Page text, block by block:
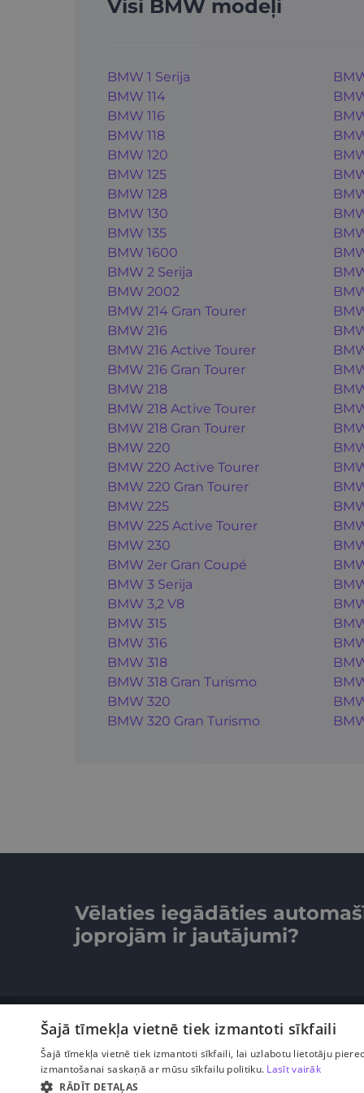
Visi BMW modeļi
BMW 1 Serija
BMW 114
BMW 116
BMW 118
BMW 120
BMW 125
BMW 128
BMW 130
BMW 135
BMW 1600
BMW 2 Serija
BMW 2002
BMW 214 Gran Tourer
BMW 216
BMW 216 Active Tourer
BMW 216 Gran Tourer
BMW 218
BMW 218 Active Tourer
BMW 218 Gran Tourer
BMW 220
BMW 220 Active Tourer
BMW 220 Gran Tourer
BMW 225
BMW 225 Active Tourer
BMW 230
BMW 2er Gran Coupé
BMW 3 Serija
BMW 3,2 V8
BMW 315
BMW 316
BMW 318
BMW 318 Gran Turismo
BMW 320
BMW 320 Gran Turismo
Vēlaties iegādāties
joprojām ir jautājumi?
© Caramba. Visas tiesības aizsargātas.
Šajā tīmekļa vietnē tiek izmantoti sīkfaili
Šajā tīmekļa vietnē tiek izmantoti sīkfaili, lai uzlabotu lietotāju
izmantošanai saskaņā ar mūsu sīkfailu politiku. Lasīt vairāk
RĀDĪT DETAĻAS